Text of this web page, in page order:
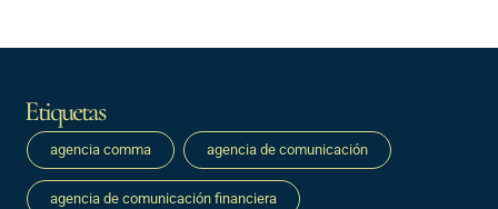
Etiquetas
agencia comma agencia de comunicación
agencia de comunicación financiera